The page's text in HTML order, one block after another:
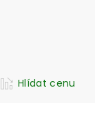
Hlídat cenu